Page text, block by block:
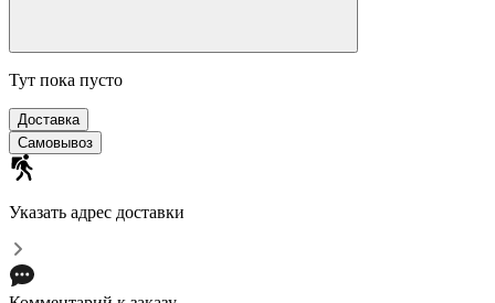
Тут пока пусто
Доставка
Самовывоз
Указать адрес доставки